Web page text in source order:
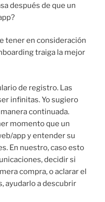
después de que un
tener en consideración
traiga la mejor
de registro. Las
infinitas. Yo sugiero
continuada.
momento que un
app y entender su
En nuestro, caso esto
decidir si
compra, o aclarar el
ayudarlo a descubrir